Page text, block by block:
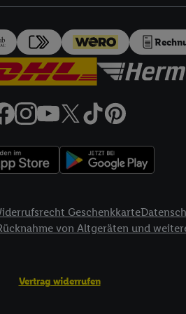
Geschenkkarte
von Altgeräten und
Vertrag widerrufen
von Utiq („consenthub“)oder über
finden Sie in den
den Einsatz notwendiger Techniken
zu sämtlichen vorgenannten Zwecken
finden Sie in unseren
Verwendungszwecke oder Partner
Aufdeckung von Betrug und
von Geräten anhand automatisch
TTD und Nutzung der
Entwicklung und Verbesserung der